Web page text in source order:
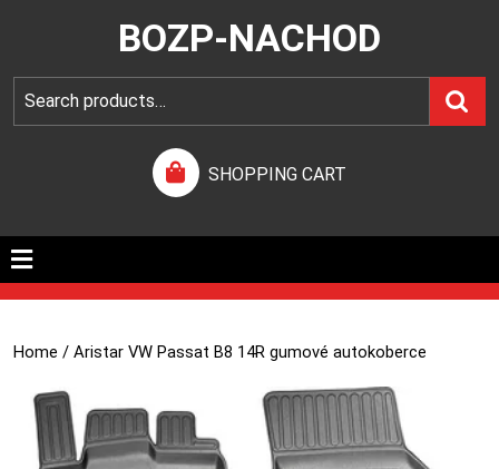
BOZP-NACHOD
SHOPPING CART
Home / Aristar VW Passat B8 14R gumové autokoberce